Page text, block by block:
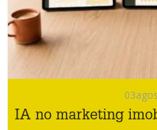
03
IA no marketing